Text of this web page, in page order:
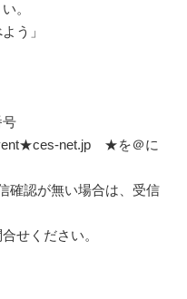
。
う」
net.jp ★を＠に
確認が無い場合は、受信
せください。